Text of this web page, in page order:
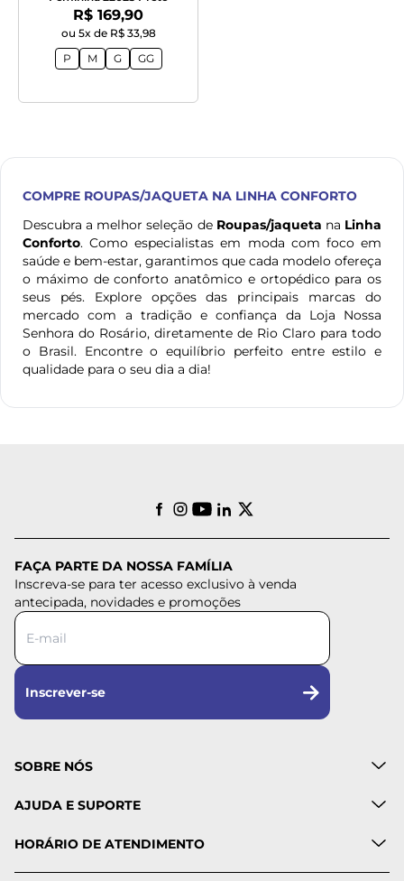
Por:
R$ 169,90
ou 5x de R$ 33,98
P
M G GG
COMPRE ROUPAS/JAQUETA NA LINHA CONFORTO
Descubra a melhor seleção de Roupas/jaqueta na Linha
Conforto. Como especialistas em moda com foco em
saúde e bem-estar, garantimos que cada modelo ofereça
o máximo de conforto anatômico e ortopédico para os
seus pés. Explore opções das principais marcas do
mercado com a tradição e confiança da Loja Nossa
Senhora do Rosário, diretamente de Rio Claro para todo
o Brasil. Encontre o equilíbrio perfeito entre estilo e
qualidade para o seu dia a dia!
FAÇA PARTE DA NOSSA FAMÍLIA
Inscreva-se para ter acesso exclusivo à venda
antecipada, novidades e promoções
Inscrever-se
SOBRE NÓS
AJUDA E SUPORTE
HORÁRIO DE ATENDIMENTO